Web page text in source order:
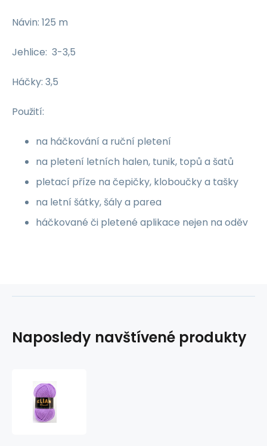
Návin: 125 m
Jehlice: 3-3,5
Háčky: 3,5
Použití:
na háčkování a ruční pletení
na pletení letních halen, tunik, topů a šatů
pletací příze na čepičky, kloboučky a tašky
na letní šátky, šály a parea
háčkované či pletené aplikace nejen na oděv
Naposledy navštívené produkty